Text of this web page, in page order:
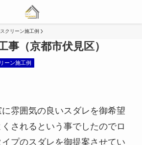
クリーン施工例
事（京都市伏見区）
ーン施工例
雰囲気の良いスダレを御希望
されるという事でしたのでロ
プのスダレを御提案させてい